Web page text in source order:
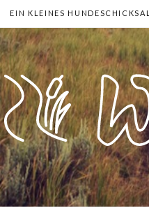
EIN KLEINES HUNDESCHICKSAL